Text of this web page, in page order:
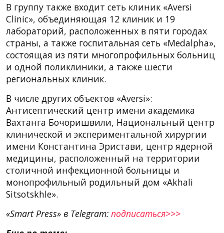
В группу также входит сеть клиник «Aversi
Clinic», объединяющая 12 клиник и 19
лабораторий, расположенных в пяти городах
страны, а также госпитальная сеть «Medalpha»,
состоящая из пяти многопрофильных больниц
и одной поликлиники, а также шести
региональных клиник.
В числе других объектов «Aversi»:
Антисептический центр имени академика
Вахтанга Бочоришвили, Национальный центр
клинической и экспериментальной хирургии
имени Константина Эристави, центр ядерной
медицины, расположенный на территории
столичной инфекционной больницы и
монопрофильный родильный дом «Akhali
Sitsotskhle».
«Smart Press» в Telegram: подписаться>>>